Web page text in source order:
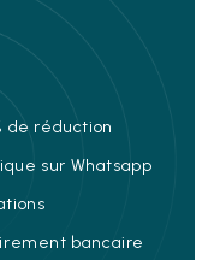
de réduction
sur Whatsapp
bancaire